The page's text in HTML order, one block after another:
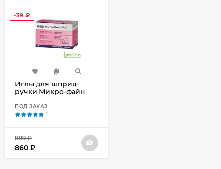
-39 ₽
Иглы для шприц-
ручки Микро-файн
plus 12,7 мм) №100
ПОД ЗАКАЗ
1
899₽
860 ₽